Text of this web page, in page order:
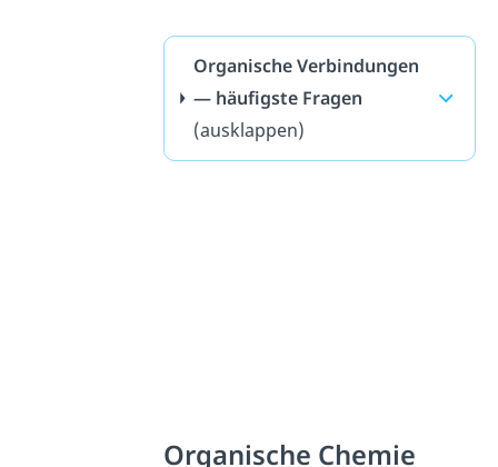
Organische Verbindungen
— häufigste Fragen
(ausklappen)
Organische Chemie